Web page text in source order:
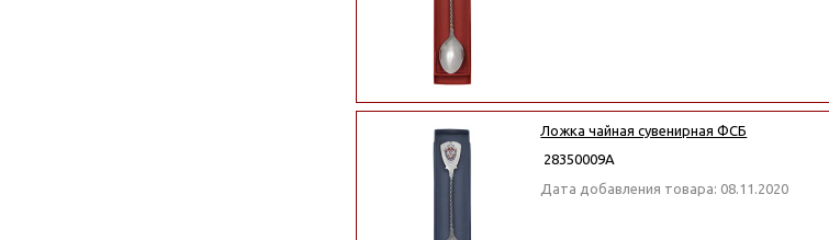
Ложка чайная сувенирная ФСБ
28350009А
Дата добавления товара: 08.11.2020